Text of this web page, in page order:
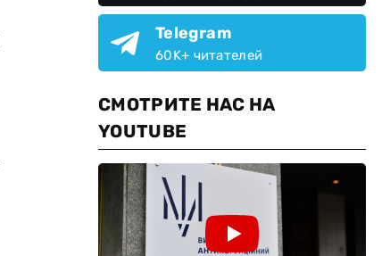
Telegram
60K+ читателей
СМОТРИТЕ НАС НА
YOUTUBE